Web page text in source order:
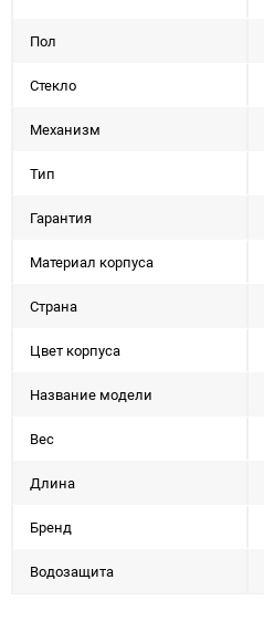
Пол
Стекло
Механизм
Тип
Гарантия
Материал корпуса
Страна
Цвет корпуса
Название модели
Вес
Длина
Бренд
Водозащита